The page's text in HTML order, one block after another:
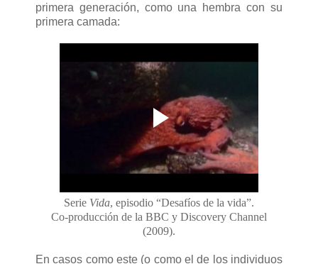
primera generación, como una hembra con su
primera camada:
Serie Vida, episodio “Desafíos de la vida”.
Co-producción de la BBC y Discovery Channel
(2009).
En casos como este (o como el de los individuos